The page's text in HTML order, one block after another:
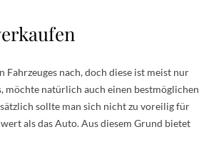
nach, doch diese ist meist nur
möchte natürlich auch einen bestmöglichen
sollte man sich nicht zu voreilig für
als das Auto. Aus diesem Grund bietet